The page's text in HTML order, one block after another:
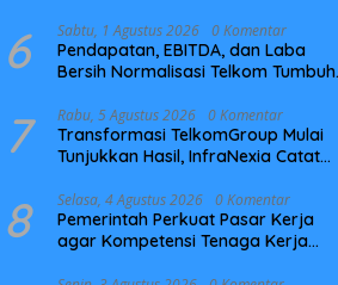
6 Sabtu, 1 Agustus 2026 0 Komentar
Pendapatan, EBITDA, dan Laba
Bersih Normalisasi Telkom Tumbuh
7 Rabu, 5 Agustus 2026 0 Komentar
Transformasi TelkomGroup Mulai
Tunjukkan Hasil, InfraNexia Catat
Digital Nasional
8 Selasa, 4 Agustus 2026 0 Komentar
Pemerintah Perkuat Pasar Kerja
agar Kompetensi Tenaga Kerja